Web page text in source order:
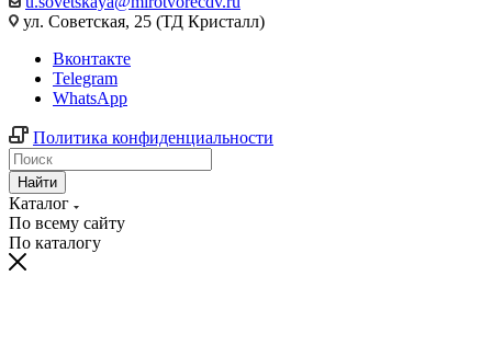
ул. Советская, 25 (ТД Кристалл)
Вконтакте
Telegram
WhatsApp
Политика конфиденциальности
Найти
Каталог
По всему сайту
По каталогу